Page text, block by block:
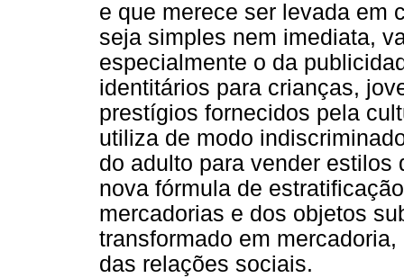
e que merece ser levada em
seja simples nem imediata,
especialmente o da
identitários para crianças,
prestígios fornecidos pela
utiliza de modo
do adulto para vender estilos
nova fórmula de
mercadorias e dos objetos
transformado em
das relações sociais.